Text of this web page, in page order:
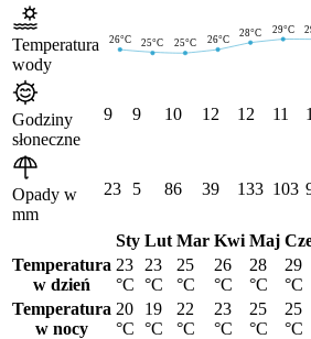
Temperatura
wody
26°C 25°C 25°C 26°C
28°C 29°C
Godziny
słoneczne
9 9 10 12 12 11
Opady w
mm
23 5 86 39 133 103
Sty Lut Mar Kwi Maj
Temperatura
w dzień
23
°C
23
°C
25
°C
26
°C
28
°C
29
°C
Temperatura
w nocy
20
°C
19
°C
22
°C
23
°C
25
°C
25
°C